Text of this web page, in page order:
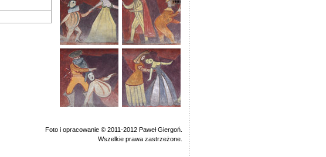
Foto i opracowanie © 2011-2012 Paweł Giergoń.
Wszelkie prawa zastrzeżone.